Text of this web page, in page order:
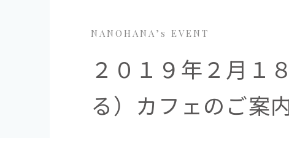
NANOHANA’s EVENT
２０１９年２月１
る）カフェのご案